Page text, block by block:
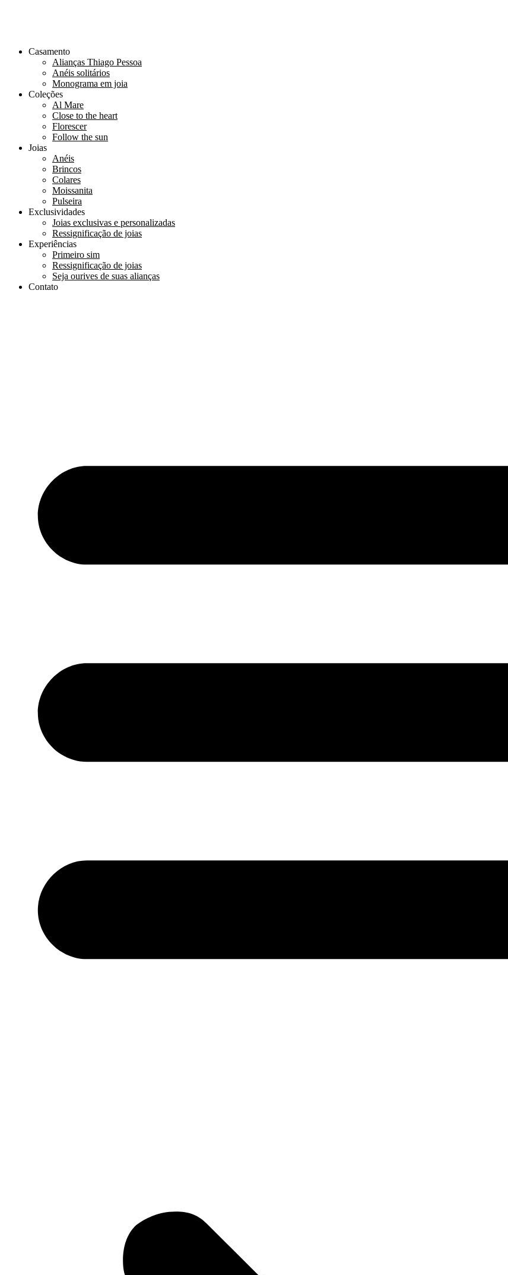
Casamento
Alianças Thiago Pessoa
Anéis solitários
Monograma em joia
Coleções
Al Mare
Close to the heart
Florescer
Follow the sun
Joias
Anéis
Brincos
Colares
Moissanita
Pulseira
Exclusividades
Joias exclusivas e personalizadas
Ressignificação de joias
Experiências
Primeiro sim
Ressignificação de joias
Seja ourives de suas alianças
Contato